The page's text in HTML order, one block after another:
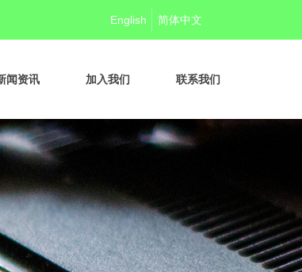
English 简体中文
闻资讯 加入我们 联系我们